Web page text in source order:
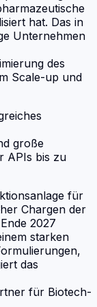
hat. Das in
Unternehmen
des
Scale-up und
große
APIs bis zu
für
Chargen der
2027
starken
das
für Biotech-